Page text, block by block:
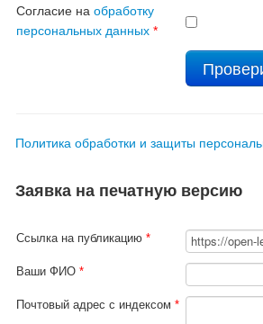
Согласие наобработку
персональных данных *
Политика обработки и защиты
Заявка на печатную версию
Ссылка на публикацию*
Ваши ФИО*
Почтовый адрес с индексом*